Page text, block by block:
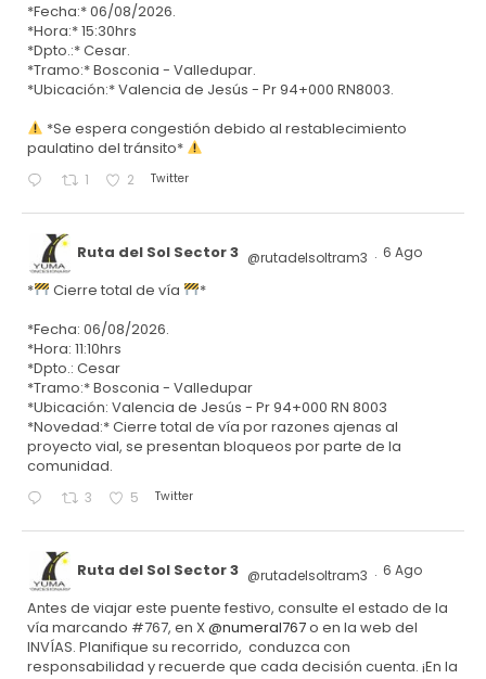
*Fecha:* 06/08/2026.
*Hora:* 15:30hrs
*Dpto.:* Cesar.
*Tramo:* Bosconia - Valledupar.
*Ubicación:* Valencia de Jesús - Pr 94+000 RN8003.
*Se espera congestión debido al restablecimiento
paulatino del tránsito*
1 2 Twitter
Ruta del Sol Sector 3 @rutadelsoltram3 · 6 Ago
* Cierre total de vía
*
*Fecha: 06/08/2026.
*Hora: 11:10hrs
*Dpto.: Cesar
*Tramo:* Bosconia - Valledupar
*Ubicación: Valencia de Jesús - Pr 94+000 RN 8003
*Novedad:* Cierre total de vía por razones ajenas al
proyecto vial, se presentan bloqueos por parte de la
comunidad.
3 5 Twitter
Ruta del Sol Sector 3 @rutadelsoltram3 · 6 Ago
Antes de viajar este puente festivo, consulte el estado de la
vía marcando #767, en X@numeral767o en la web del
INVÍAS. Planifique su recorrido, conduzca con
responsabilidad y recuerde que cada decisión cuenta. ¡En la